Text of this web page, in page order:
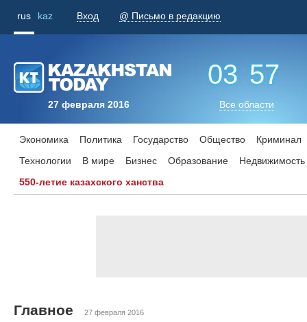
rus kaz Вход @ Письмо в редакцию
27 февраля 2016
03 57
Все области
Экономика Политика Государство Общество
Криминал
Технологии
В мире Бизнес Образование
Недвижимость
550-летие казахского ханства
Главное 27 февраля 2016